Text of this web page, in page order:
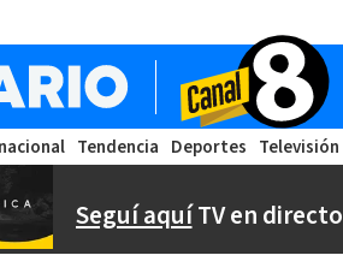
Tendencia Deportes Televisión
Seguí aquíTV en directo